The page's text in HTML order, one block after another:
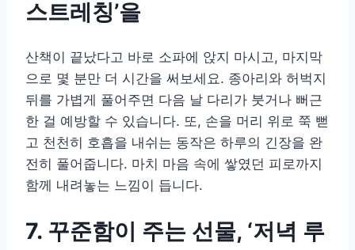
스트레칭’을
산책이 끝났다고 바로 소파에 앉지 마시고, 마지막
으로 몇 분만 더 시간을 써보세요. 종아리와 허벅지
뒤를 가볍게 풀어주면 다음 날 다리가 붓거나 뻐근
한 걸 예방할 수 있습니다. 또, 손을 머리 위로 쭉 뻗
고 천천히 호흡을 내쉬는 동작은 하루의 긴장을 완
전히 풀어줍니다. 마치 마음 속에 쌓였던 피로까지
함께 내려놓는 느낌이 듭니다.
7. 꾸준함이 주는 선물, ‘저녁 루